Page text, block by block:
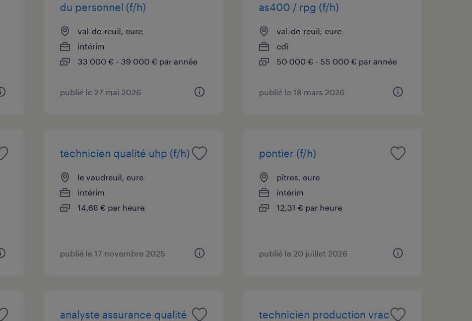
du personnel (f/h)
val-de-reuil, eure
intérim
33 000 € - 39 000 € par année
publié le 27 mai 2026
as400 / rpg (f/h)
val-de-reuil, eure
cdi
50 000 € - 55 000 € par année
publié le 18 mars 2026
technicien qualité uhp (f/h)
le vaudreuil, eure
intérim
14,68 € par heure
publié le 17 novembre 2025
pontier (f/h)
pîtres, eure
intérim
12,31 € par heure
publié le 20 juillet 2026
analyste assurance qualité
technicien production vrac